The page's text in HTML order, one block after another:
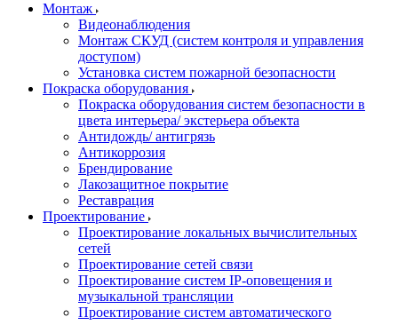
Монтаж
Видеонаблюдения
Монтаж СКУД (систем контроля и управления
доступом)
Установка систем пожарной безопасности
Покраска оборудования
Покраска оборудования систем безопасности в
цвета интерьера/ экстерьера объекта
Антидождь/ антигрязь
Антикоррозия
Брендирование
Лакозащитное покрытие
Реставрация
Проектирование
Проектирование локальных вычислительных
сетей
Проектирование сетей связи
Проектирование систем IP-оповещения и
музыкальной трансляции
Проектирование систем автоматического